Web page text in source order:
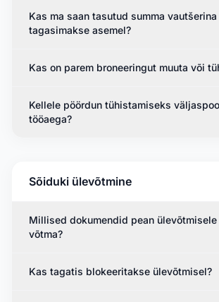
Kas ma saan tasutud summa vautšerina
tagasimakse asemel?
Kas on parem broneeringut muuta või
Kellele pöördun tühistamiseks
tööaega?
Sõiduki ülevõtmine
Millised dokumendid pean ülevõtmisele
võtma?
Kas tagatis blokeeritakse ülevõtmisel?